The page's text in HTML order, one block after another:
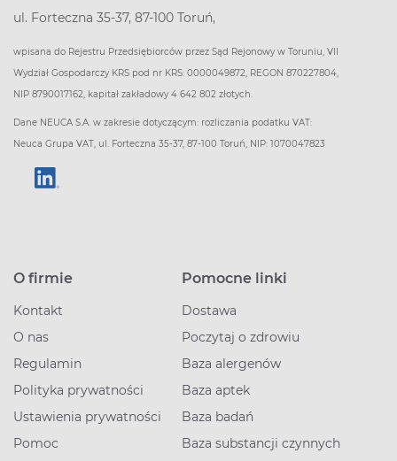
ul. Forteczna 35-37, 87-100 Toruń,
wpisana do Rejestru Przedsiębiorców przez Sąd Rejonowy w Toruniu, VII
Wydział Gospodarczy KRS pod nr KRS: 0000049872, REGON 870227804,
NIP 8790017162, kapitał zakładowy 4 642 802 złotych.
Dane NEUCA S.A. w zakresie dotyczącym: rozliczania podatku VAT:
Neuca Grupa VAT, ul. Forteczna 35-37, 87-100 Toruń, NIP: 1070047823
O firmie
Kontakt
O nas
Regulamin
Polityka prywatności
Ustawienia prywatności
Pomoc
Pomocne linki
Dostawa
Poczytaj o zdrowiu
Baza alergenów
Baza aptek
Baza badań
Baza substancji czynnych